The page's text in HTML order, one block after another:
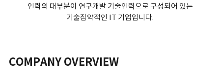
인력의 대부분이 연구개발 기술인력으로 구성되어 있는
기술집약적인 IT 기업입니다.
COMPANY OVERVIEW